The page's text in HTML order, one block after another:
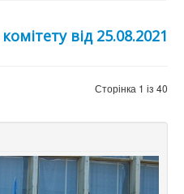
від 25.08.2021
Сторінка 1 із 40